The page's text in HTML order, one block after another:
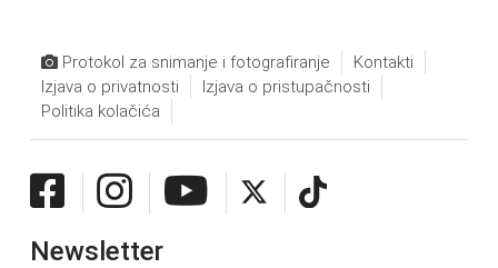
Protokol za snimanje i fotografiranje
Kontakti
Izjava o privatnosti
Izjava o pristupačnosti
Politika kolačića
Newsletter